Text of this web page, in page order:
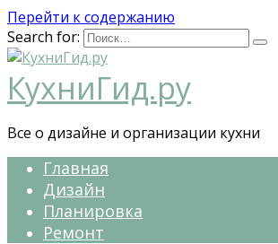
Перейти к содержанию
Search for:
КухниГид.ру
Все о дизайне и организации кухни
Главная
Дизайн
Планировка
Ремонт